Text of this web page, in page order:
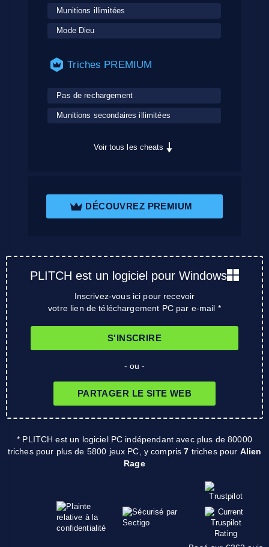
Munitions illimitées
Mode Dieu
Triches PREMIUM
Pas de rechargement
Munitions secondaires illimitées
Voir tous les cheats
DÉCOUVREZ PREMIUM
PLITCH est un logiciel pour Windows
Inscrivez-vous ici pour recevoir
votre lien de téléchargement PC par e-mail *
S'INSCRIRE
- ou -
PARTAGER LE SITE WEB
* PLITCH est un logiciel PC indépendant avec plus de 80000
triches pour plus de 5800 jeux PC, y compris7 triches pour Alien
Rage